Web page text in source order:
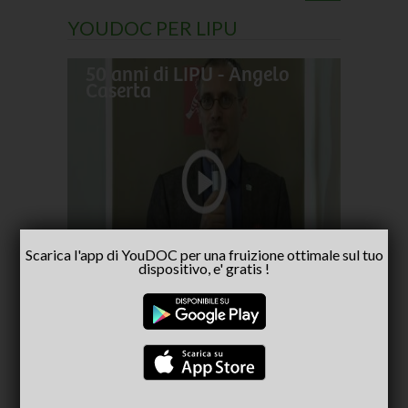
YOUDOC PER LIPU
50 anni di LIPU - Angelo
Caserta
CONSIGLIATI PER TE(ACTIVE TAB)
Scarica l'app di YouDOC per una fruizione ottimale sul tuo
dispositivo, e' gratis !